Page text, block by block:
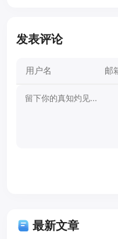
发表评论
最新文章